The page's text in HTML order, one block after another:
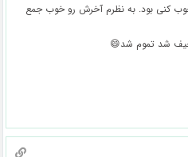
کنی بود. به نظرم آخرش رو خوب جمع
حیف شد تموم شد😄